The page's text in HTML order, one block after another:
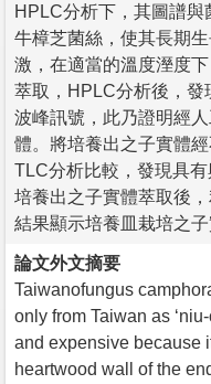
HPLC分析下，其圖譜
牛樟芝菌絲，使其長期
激，在適當的溫度溼度
萃取，HPLC分析後，發
波峰訊號，此乃證明經
體。將培養出之子實體
TLC分析比較，發現具
培養出之子實體萃取後
結果顯示培養皿栽培之
論文外文摘要
Taiwanofungus
only from Taiwan as
and expensive because
heartwood wall of the